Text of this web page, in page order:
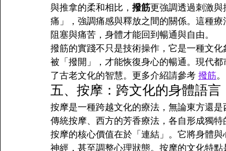
與推拿的柔和相比， 撥筋更強調透過刺激
痛」，強調痛感與釋放之間的關係。這種
阻塞與痛苦，身體才能回到暢通與自由。
撥筋的實踐不只是技術操作，它是一種文
被「撥開」，才能恢復身心的暢通。現代
了古老文化的智慧。更多介紹請參考 撥筋。
五、按摩：跨文化的身體語言
按摩是一種跨越文化的療法，無論東方還
傳統按摩、西方的芳香療法，各自形成獨
按摩的核心價值在於「連結」。它將身體
神經，甚至調整心理狀態。按摩的文化特